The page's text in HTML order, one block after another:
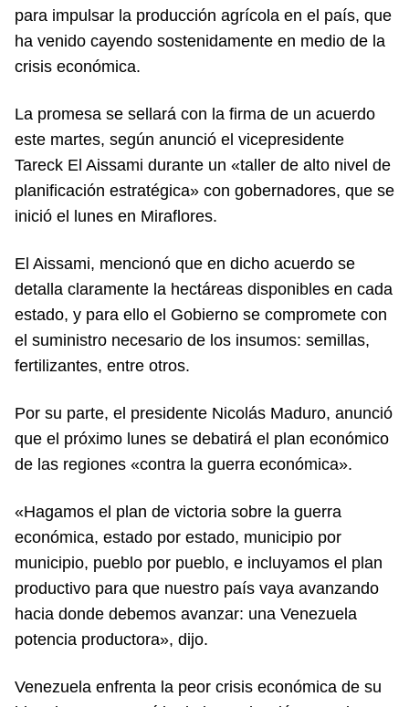
para impulsar la producción agrícola en el país, que
ha venido cayendo sostenidamente en medio de la
crisis económica.
La promesa se sellará con la firma de un acuerdo
este martes, según anunció el vicepresidente
Tareck El Aissami durante un «taller de alto nivel de
planificación estratégica» con gobernadores, que se
inició el lunes en Miraflores.
El Aissami, mencionó que en dicho acuerdo se
detalla claramente la hectáreas disponibles en cada
estado, y para ello el Gobierno se compromete con
el suministro necesario de los insumos: semillas,
fertilizantes, entre otros.
Por su parte, el presidente Nicolás Maduro, anunció
que el próximo lunes se debatirá el plan económico
de las regiones «contra la guerra económica».
«Hagamos el plan de victoria sobre la guerra
económica, estado por estado, municipio por
municipio, pueblo por pueblo, e incluyamos el plan
productivo para que nuestro país vaya avanzando
hacia donde debemos avanzar: una Venezuela
potencia productora», dijo.
Venezuela enfrenta la peor crisis económica de su